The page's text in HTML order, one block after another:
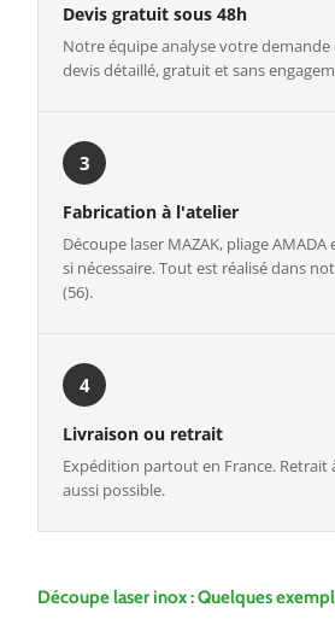
Devis gratuit sous 48h
Notre équipe analyse votre
devis détaillé, gratuit et sans
3
Fabrication à l'atelier
Découpe laser MAZAK, pliage
si nécessaire. Tout est réalisé dans
(56).
4
Livraison ou retrait
Expédition partout en France. Retrait
aussi possible.
Découpe laser inox : Quelques